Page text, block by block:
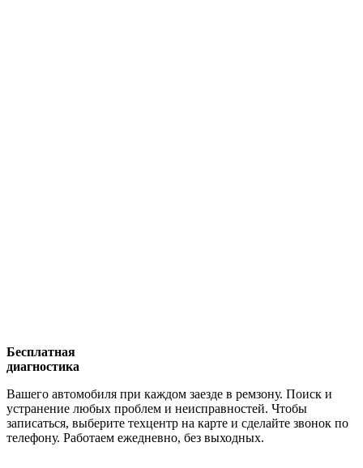
Бесплатная
диагностика
Вашего автомобиля при каждом заезде в ремзону. Поиск и
устранение любых проблем и неисправностей. Чтобы
записаться, выберите техцентр на карте и сделайте звонок по
телефону. Работаем ежедневно, без выходных.